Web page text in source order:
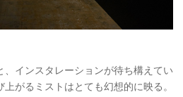
、インスタレーションが待ち構えてい
がるミストはとても幻想的に映る。